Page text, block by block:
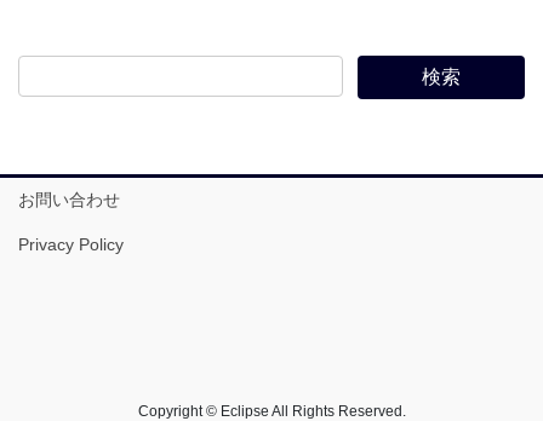
お問い合わせ
Privacy Policy
Copyright © Eclipse All Rights Reserved.